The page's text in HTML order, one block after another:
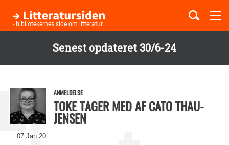
Senest opdateret 30/6-24
hovedindhold
- bibliotekernes side om litteratur
Børnebøger
07 Jan.20
ANMELDELSE
TOKE TAGER MED AF CATO THAU-
JENSEN